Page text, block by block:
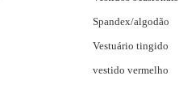
Spandex/algodão
Vestuário tingido
vestido vermelho